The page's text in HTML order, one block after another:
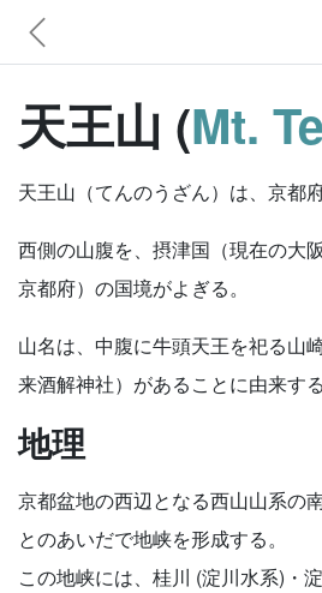
天王山 (Mt.
天王山（てんのうざん）は、京都
西側の山腹を、摂津国（現在の大
京都府）の国境がよぎる。
山名は、中腹に牛頭天王を祀る山
来酒解神社）があることに由来する
地理
京都盆地の西辺となる西山山系の
とのあいだで地峡を形成する。
この地峡には、桂川 (淀川水系)・